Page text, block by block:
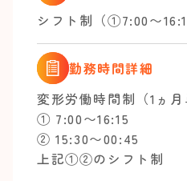
シフト制（①7:00〜
勤務時間詳細
変形労働時間制（1ヵ月
① 7:00〜16:15
② 15:30〜00:45
上記①②のシフト制